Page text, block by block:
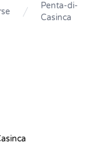
Penta-di-
Casinca